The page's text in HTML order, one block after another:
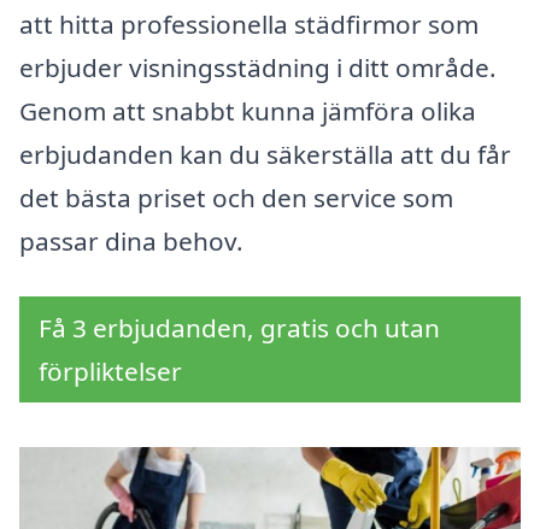
att hitta professionella städfirmor som
erbjuder visningsstädning i ditt område.
Genom att snabbt kunna jämföra olika
erbjudanden kan du säkerställa att du får
det bästa priset och den service som
passar dina behov.
Få 3 erbjudanden, gratis och utan
förpliktelser